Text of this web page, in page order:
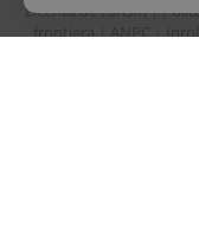
Licenta de turism|
frontiera|ANPC|